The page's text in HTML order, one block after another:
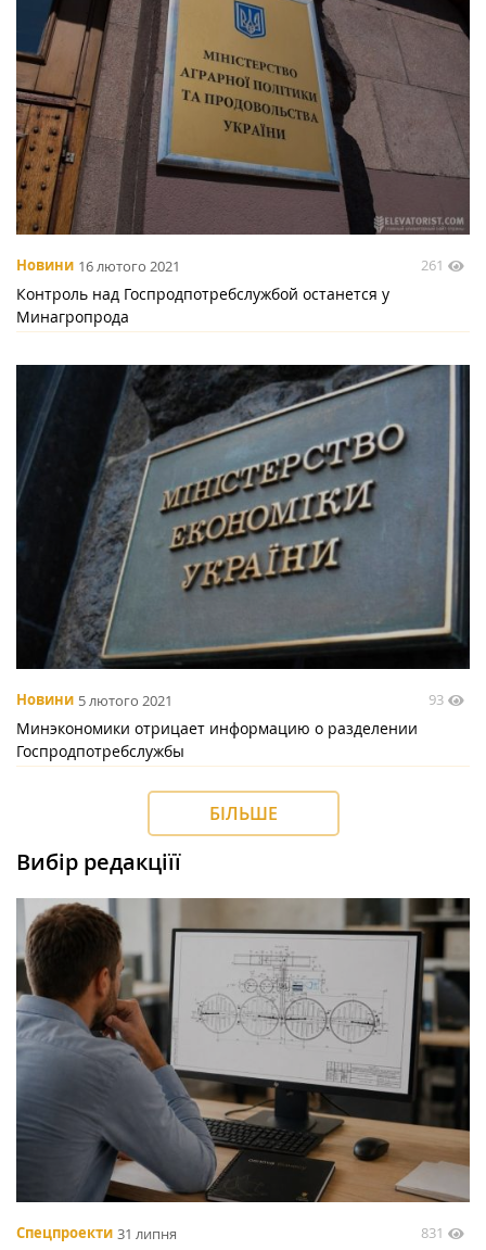
Новини 16 лютого 2021 261
Контроль над Госпродпотребслужбой останется у
Минагропрода
Новини 5 лютого 2021 93
Минэкономики отрицает информацию о разделении
Госпродпотребслужбы
БІЛЬШЕ
Вибір редакціїї
Спецпроекти 31 липня 831